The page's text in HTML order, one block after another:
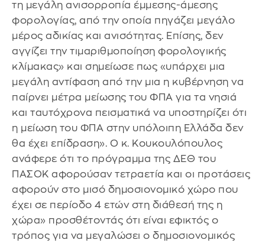
τη μεγάλη ανισορροπία έμμεσης-άμεσης
φορολογίας, από την οποία πηγάζει μεγάλο
μέρος αδικίας και ανισότητας. Επίσης, δεν
αγγίζει την τιμαριθμοποίηση φορολογικής
κλίμακας» και σημείωσε πως «υπάρχει μια
μεγάλη αντίφαση από την μια η κυβέρνηση να
παίρνει μέτρα μείωσης του ΦΠΑ για τα νησιά
και ταυτόχρονα πεισματικά να υποστηρίζει ότι
η μείωση του ΦΠΑ στην υπόλοιπη Ελλάδα δεν
θα έχει επίδραση». Ο κ. Κουκουλόπουλος
ανάφερε ότι το πρόγραμμα της ΔΕΘ του
ΠΑΣΟΚ αφορούσαν τετραετία και οι προτάσεις
αφορούν στο μισό δημοσιονομικό χώρο που
έχει σε περίοδο 4 ετών στη διάθεσή της η
χώρα» προσθέτοντάς ότι είναι εφικτός ο
τρόπος για να μεγαλώσει ο δημοσιονομικός